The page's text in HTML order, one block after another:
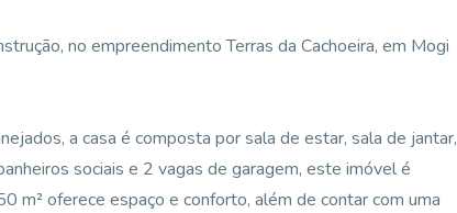
no empreendimento Terras da Cachoeira, em Mogi
a casa é composta por sala de estar, sala de jantar,
sociais e 2 vagas de garagem, este imóvel é
m² oferece espaço e conforto, além de contar com uma